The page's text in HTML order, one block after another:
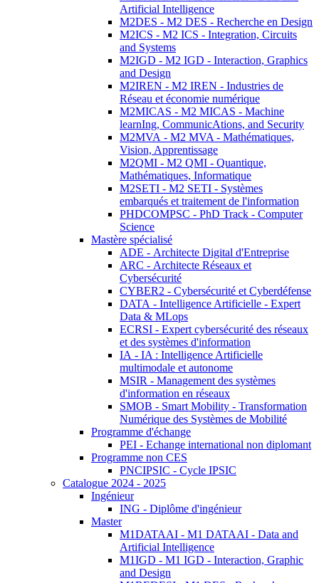
Artificial Intelligence
M2DES - M2 DES - Recherche en Design
M2ICS - M2 ICS - Integration, Circuits
and Systems
M2IGD - M2 IGD - Interaction, Graphics
and Design
M2IREN - M2 IREN - Industries de
Réseau et économie numérique
M2MICAS - M2 MICAS - Machine
learnIng, CommunicAtions, and Security
M2MVA - M2 MVA - Mathématiques,
Vision, Apprentissage
M2QMI - M2 QMI - Quantique,
Mathématiques, Informatique
M2SETI - M2 SETI - Systèmes
embarqués et traitement de l'information
PHDCOMPSC - PhD Track - Computer
Science
Mastère spécialisé
ADE - Architecte Digital d'Entreprise
ARC - Architecte Réseaux et
Cybersécurité
CYBER2 - Cybersécurité et Cyberdéfense
DATA - Intelligence Artificielle - Expert
Data & MLops
ECRSI - Expert cybersécurité des réseaux
et des systèmes d'information
IA - IA : Intelligence Artificielle
multimodale et autonome
MSIR - Management des systèmes
d'information en réseaux
SMOB - Smart Mobility - Transformation
Numérique des Systèmes de Mobilité
Programme d'échange
PEI - Echange international non diplomant
Programme non CES
PNCIPSIC - Cycle IPSIC
Catalogue 2024 - 2025
Ingénieur
ING - Diplôme d'ingénieur
Master
M1DATAAI - M1 DATAAI - Data and
Artificial Intelligence
M1IGD - M1 IGD - Interaction, Graphic
and Design